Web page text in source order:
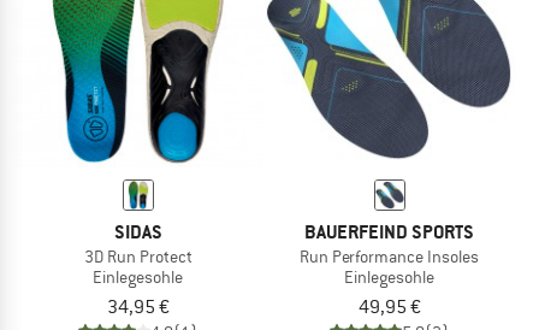
SIDAS
3D Run Protect
Einlegesohle
34,95 €
BAUERFEIND SPORTS
Run Performance Insoles
Einlegesohle
49,95 €